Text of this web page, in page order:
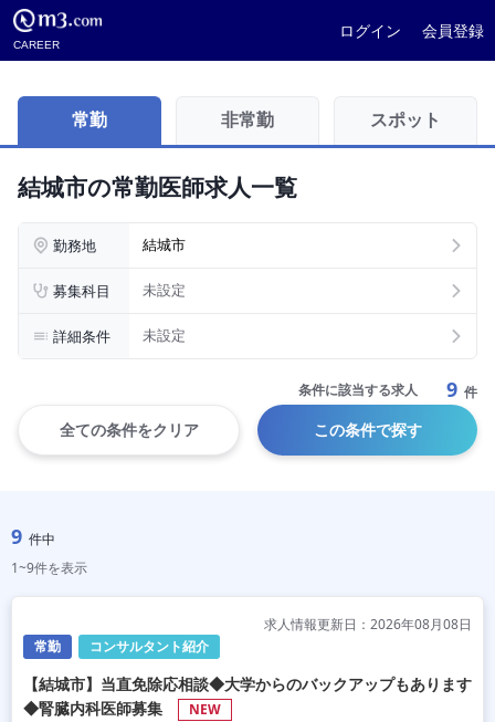
CAREER
ログイン 会員登録
常勤 非常勤 スポット
結城市の常勤医師求人一覧
勤務地 結城市
募集科目 未設定
詳細条件 未設定
条件に該当する求人 9 件
全ての条件をクリア この条件で探す
9 件中
1~9件を表示
常勤 コンサルタント紹介
求人情報更新日：2026年08月08日
【結城市】当直免除応相談◆大学からのバックアップもあります
◆腎臓内科医師募集
NEW